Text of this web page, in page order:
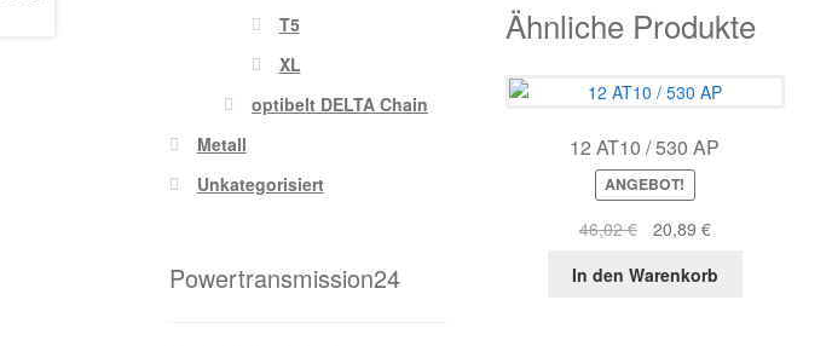
Ähnliche Produkte
12 AT10 / 530 AP
ANGEBOT!
46,02€
Ursprünglicher
war:
20,89 €Aktueller
ist:
In den Warenkorb
T5
XL
optibelt DELTA Chain
Metall
Unkategorisiert
Powertransmission24